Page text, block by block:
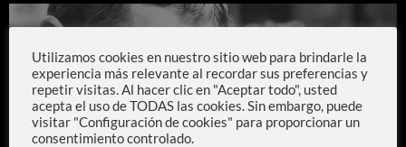
Utilizamos cookies en nuestro sitio web para brindarle la
experiencia más relevante al recordar sus preferencias y
repetir visitas. Al hacer clic en "Aceptar todo", usted
acepta el uso de TODAS las cookies. Sin embargo, puede
visitar "Configuración de cookies" para proporcionar un
consentimiento controlado.